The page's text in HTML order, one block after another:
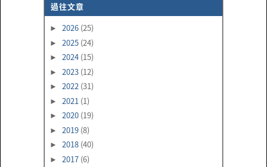
過往文章
► 2026 (25)
► 2025 (24)
► 2024 (15)
► 2023 (12)
► 2022 (31)
► 2021 (1)
► 2020 (19)
► 2019 (8)
► 2018 (40)
► 2017 (6)